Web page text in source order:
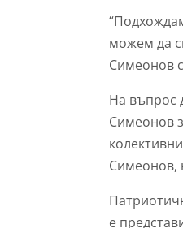
можем да
Симеонов
На въпрос
Симеонов
Симеонов,
е